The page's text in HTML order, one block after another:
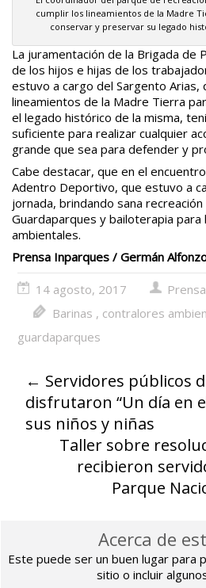
cumplir los lineamientos de la Madre
conservar y preservar su legado
La juramentación de la Brigada de
de los hijos e hijas de los
estuvo a cargo del Sargento Arias,
lineamientos de la Madre Tierra
el legado histórico de la misma,
suficiente para realizar cualquier
grande que sea para defender y
Cabe destacar, que en el
Adentro Deportivo, que estuvo a
jornada, brindando sana
Guardaparques y bailoterapia
ambientales.
Prensa Inparques / Germán
14 agosto, 2017 Prensa
Barinas , contralores
guardaparques
← Servidores públicos
disfrutaron “Un día en
sus niños y niñas
Taller sobre
recibieron
Parque
Acerca de
Este puede ser un buen lugar
sitio o incluir